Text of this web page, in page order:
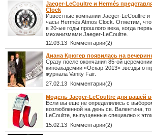
Jaeger-LeCoultre и Hermés
Clock
Известные компании Jaeger-LeCoultre
часы Hermés Atmos Clock. Отметим,
в 20-ые годы прошлого века, когда
механизмами Jaeger-LeCoultre.
12.03.13 Комментарии(2)
Диана Крюгер появилась на
Сразу после окончания 85-ой
киноакадемии «Оскар-2013» звезды
журнала Vanity Fair.
27.02.13 Комментарии(2)
Модель Jaeger-LeCoultre для вашей
Если вы еще не определились с
возлюбленной на день св. Валентина,
LeCoultre, выпущенные специално к
15.02.13 Комментарии(2)